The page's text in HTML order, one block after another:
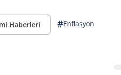
Haberleri #Enflasyon